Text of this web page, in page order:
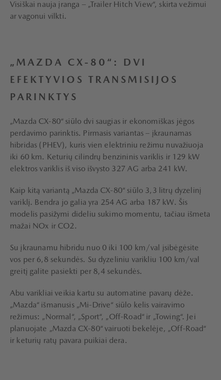
Visiškai nauja įranga – „Trailer Hitch View“, skirta vežimui
ar vagonui vilkti.
„MAZDA CX-80“: DVI
EFEKTYVIOS TRANSMISIJOS
PARINKTYS
„Mazda CX-80“ siūlo dvi saugias ir ekonomiškas jėgos
perdavimo parinktis. Pirmasis variantas – įkraunamas
hibridas (PHEV), kuris vien elektriniu režimu nuvažiuoja
iki 60 km. Keturių cilindrų benzininis variklis ir 129 kW
elektros variklis iš viso išvysto 327 AG arba 241 kW.
Kaip kitą variantą „Mazda CX-80“ siūlo 3,3 litrų dyzelinį
variklį. Bendra jo galia yra 254 AG arba 187 kW. Šis
modelis pasižymi dideliu sukimo momentu, tačiau išmeta
mažai NOx ir CO2.
Su įkraunamu hibridu nuo 0 iki 100 km/val įsibėgėsite
vos per 6,8 sekundės. Su dyzeliniu varikliu 100 km/val
greitį galite pasiekti per 8,4 sekundės.
Abu varikliai veikia kartu su automatine pavarų dėže.
„Mazda“ išmanusis „Mi-Drive“ siūlo kelis vairavimo
režimus: „Normal“, „Sport“, „Off-Road“ ir „Towing“. Jei
planuojate „Mazda CX-80“ vairuoti bekelėje, „Off-Road“
ir keturių ratų pavara puikiai dera.